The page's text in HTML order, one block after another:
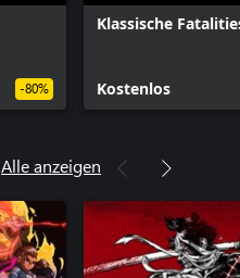
-80%
Klassische
Kostenlos
Alle anzeigen